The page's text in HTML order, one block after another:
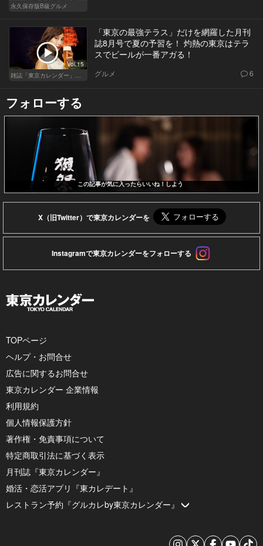
永久保存版B級グルメ
Vol.15
「東京の最強テラス」だけを網羅した月刊
誌8月号で夏の予習を！ 灼熱の東京はテラ
スでビールが一番アガる！
グルメ 6
フォローする
この記事が気に入ったらいいね！しよう
X（旧Twitter）で東京カレンダーを
Instagramで東京カレンダーをフォローする
TOPページ
ヘルプ・お問合せ
広告に関するお問合せ
東京カレンダー 企業情報
利用規約
個人情報保護方針
著作権・免責事項について
特定商取引法に基づく表示
月刊誌『東京カレンダー』
婚活・恋活アプリ『東カレデート』
レストラン予約『グルカレby東京カレンダー』